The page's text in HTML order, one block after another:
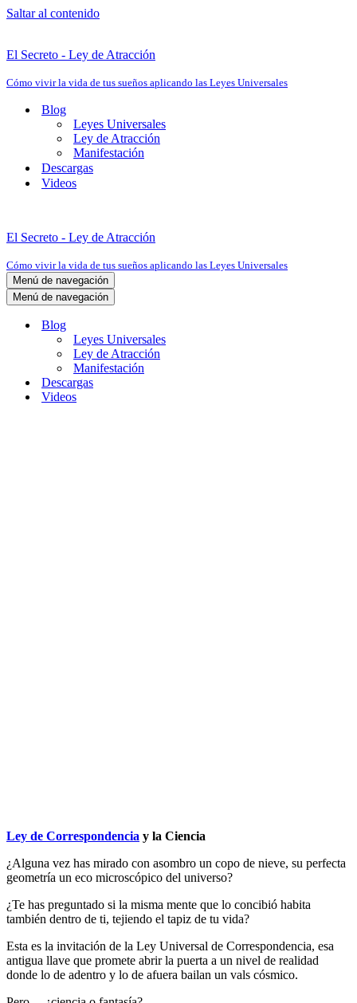
Saltar al contenido
El Secreto - Ley de Atracción
Cómo vivir la vida de tus sueños aplicando las Leyes Universales
Blog
Leyes Universales
Ley de Atracción
Manifestación
Descargas
Videos
El Secreto - Ley de Atracción
Cómo vivir la vida de tus sueños aplicando las Leyes Universales
Menú de navegación
Menú de navegación
Blog
Leyes Universales
Ley de Atracción
Manifestación
Descargas
Videos
Ley de Correspondencia y la Ciencia
¿Alguna vez has mirado con asombro un copo de nieve, su perfecta
geometría un eco microscópico del universo?
¿Te has preguntado si la misma mente que lo concibió habita
también dentro de ti, tejiendo el tapiz de tu vida?
Esta es la invitación de la Ley Universal de Correspondencia, esa
antigua llave que promete abrir la puerta a un nivel de realidad
donde lo de adentro y lo de afuera bailan un vals cósmico.